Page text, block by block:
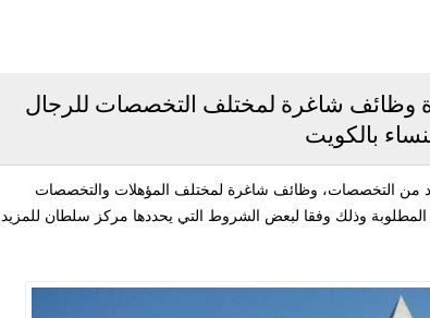
وظائف شاغرة لمختلف التخصصات للرجال
بالكويت
التخصصات، وظائف شاغرة لمختلف المؤهلات والتخصصات
وذلك وفقا لبعض الشروط التي يحددها مركز سلطان للمزيد